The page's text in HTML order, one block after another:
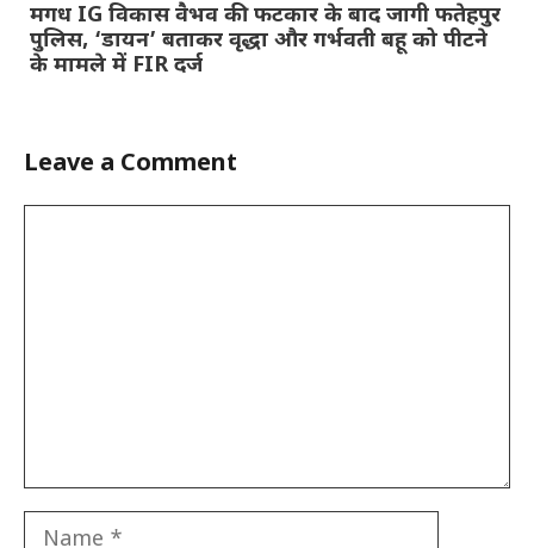
मगध IG विकास वैभव की फटकार के बाद जागी फतेहपुर
पुलिस, ‘डायन’ बताकर वृद्धा और गर्भवती बहू को पीटने
के मामले में FIR दर्ज
Leave a Comment
Name